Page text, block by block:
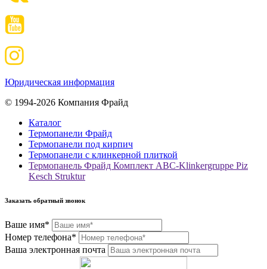
Юридическая информация
© 1994-2026 Компания Фрайд
Каталог
Термопанели Фрайд
Термопанели под кирпич
Термопанели с клинкерной плиткой
Термопанель Фрайд Комплект ABC-Klinkergruppe Piz
Kesch Struktur
Заказать обратный звонок
Ваше имя*
Номер телефона*
Ваша электронная почта